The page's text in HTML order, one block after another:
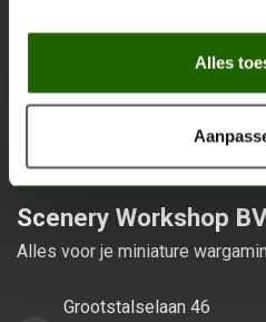
Alles
Blijf op de hoogte
Scenery Workshop
Alles voor je miniature
Grootstalselaan 46